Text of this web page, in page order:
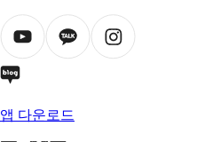
앱 다운로드